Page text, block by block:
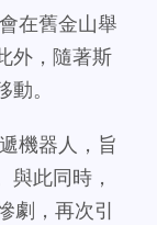
在舊金山舉
外，隨著斯
。
機器人，旨
此同時，
劇，再次引